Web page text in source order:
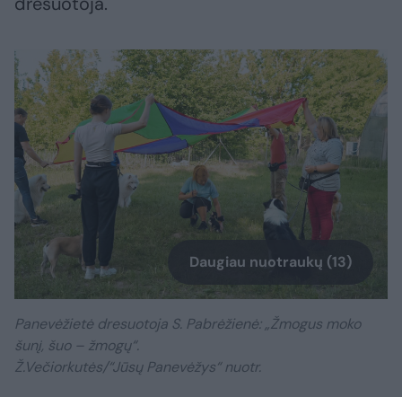
Daugiau nuotraukų (13)
Panevėžietė dresuotoja S. Pabrėžienė: „Žmogus moko
šunį, šuo – žmogų“.
Ž.Večiorkutės/“Jūsų Panevėžys“ nuotr.